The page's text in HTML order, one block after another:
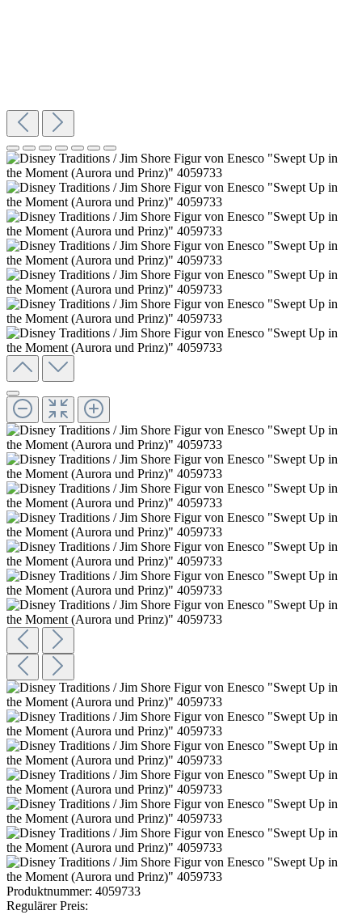
Produktnummer: 4059733
Regulärer Preis: